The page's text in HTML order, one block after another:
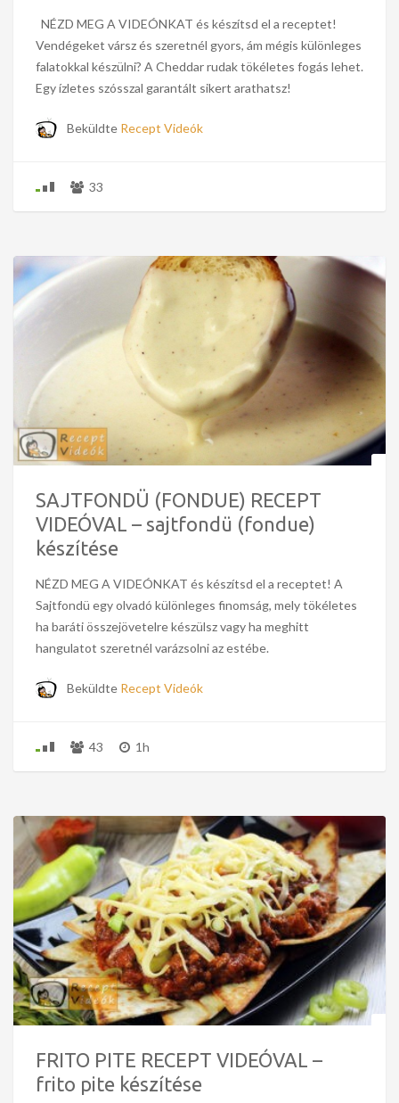
NÉZD MEG A VIDEÓNKAT és készítsd el a receptet!
Vendégeket vársz és szeretnél gyors, ám mégis különleges
falatokkal készülni? A Cheddar rudak tökéletes fogás lehet.
Egy ízletes szósszal garantált sikert arathatsz!
Beküldte Recept Videók
33
SAJTFONDÜ (FONDUE) RECEPT
VIDEÓVAL – sajtfondü (fondue)
készítése
NÉZD MEG A VIDEÓNKAT és készítsd el a receptet! A
Sajtfondü egy olvadó különleges finomság, mely tökéletes
ha baráti összejövetelre készülsz vagy ha meghitt
hangulatot szeretnél varázsolni az estébe.
Beküldte Recept Videók
43 1h
FRITO PITE RECEPT VIDEÓVAL –
frito pite készítése